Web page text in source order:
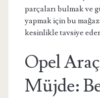
parçaları bulmak ve
yapmak için bu
kesinlikle tavsiye
Opel
Müjde: